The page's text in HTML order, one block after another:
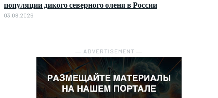
популяции дикого северного оленя в России
03.08.2026
― ADVERTISEMENT ―